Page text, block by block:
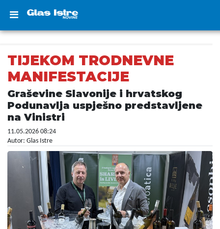
TIJEKOM TRODNEVNE
MANIFESTACIJE
Graševine Slavonije i hrvatskog
Podunavlja uspješno predstavljene
na Vinistri
11.05.2026 08:24
Autor: Glas Istre